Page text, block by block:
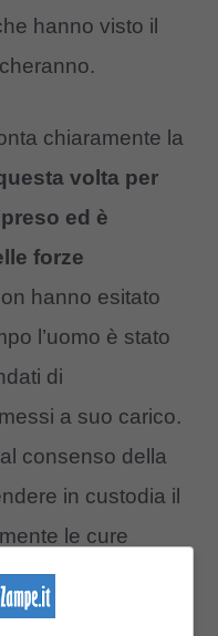
hanno visto il
chiaramente la
volta per
ed è
forze
hanno esitato
l’uomo è stato
di
a suo carico.
consenso della
in custodia il
le cure